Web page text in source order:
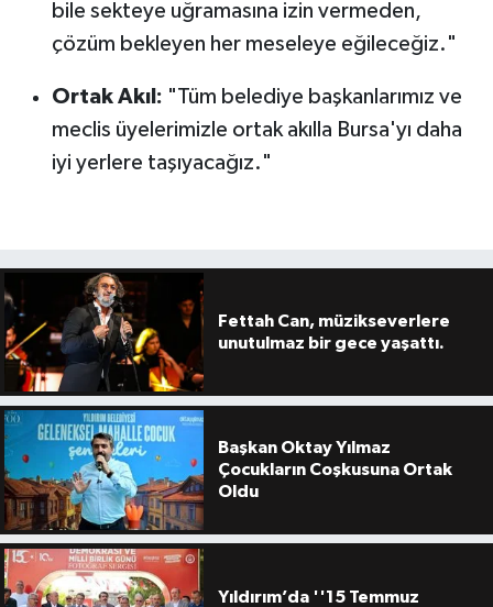
bile sekteye uğramasına izin vermeden,
çözüm bekleyen her meseleye eğileceğiz."
Ortak Akıl: "Tüm belediye başkanlarımız ve
meclis üyelerimizle ortak akılla Bursa'yı daha
iyi yerlere taşıyacağız."
Fettah Can, müzikseverlere
unutulmaz bir gece yaşattı.
Başkan Oktay Yılmaz
Çocukların Coşkusuna Ortak
Oldu
Yıldırım’da ''15 Temmuz